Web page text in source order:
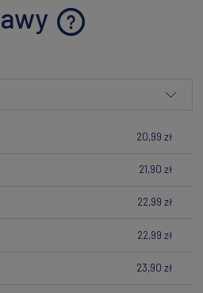
kosztów płatności
20,99 zł
21,90 zł
22,99 zł
22,99 zł
23,90 zł